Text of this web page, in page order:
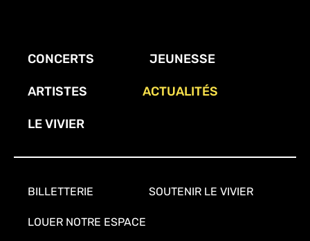
principal
CONCERTS JEUNESSE
ARTISTES ACTUALITÉS
LE VIVIER
BILLETTERIE SOUTENIR LE VIVIER
LOUER NOTRE ESPACE